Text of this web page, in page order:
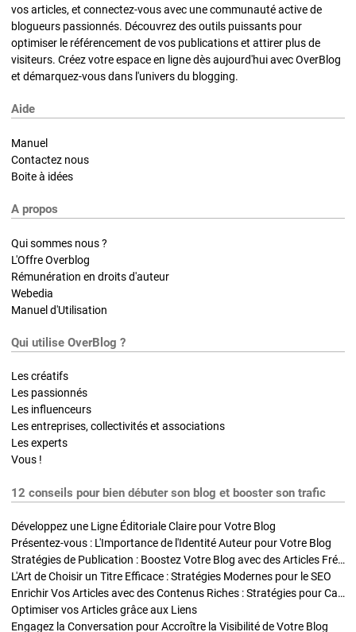
vos articles, et connectez-vous avec une communauté active de
blogueurs passionnés. Découvrez des outils puissants pour
optimiser le référencement de vos publications et attirer plus de
visiteurs. Créez votre espace en ligne dès aujourd'hui avec OverBlog
et démarquez-vous dans l'univers du blogging.
Aide
Manuel
Contactez nous
Boite à idées
A propos
Qui sommes nous ?
L'Offre Overblog
Rémunération en droits d'auteur
Webedia
Manuel d'Utilisation
Qui utilise OverBlog ?
Les créatifs
Les passionnés
Les influenceurs
Les entreprises, collectivités et associations
Les experts
Vous !
12 conseils pour bien débuter son blog et booster son trafic
Développez une Ligne Éditoriale Claire pour Votre Blog
Présentez-vous : L'Importance de l'Identité Auteur pour Votre Blog
Stratégies de Publication : Boostez Votre Blog avec des Articles Fréquents et Exclusifs
L'Art de Choisir un Titre Efficace : Stratégies Modernes pour le SEO
Enrichir Vos Articles avec des Contenus Riches : Stratégies pour Captiver et Optimiser
Optimiser vos Articles grâce aux Liens
Engagez la Conversation pour Accroître la Visibilité de Votre Blog